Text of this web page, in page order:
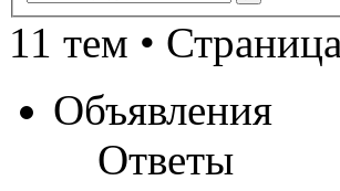
11 тем • Страница
Объявления
Ответы